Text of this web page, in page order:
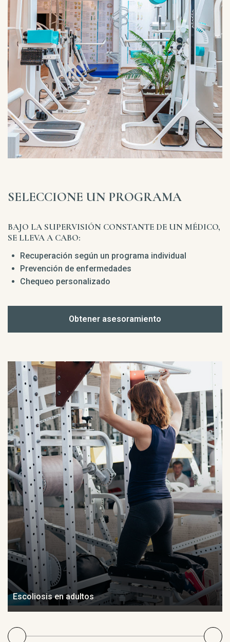
SELECCIONE UN PROGRAMA
BAJO LA SUPERVISIÓN CONSTANTE DE UN MÉDICO,
SE LLEVA A CABO:
Recuperación según un programa individual
Prevención de enfermedades
Chequeo personalizado
Obtener asesoramiento
Escoliosis en adultos